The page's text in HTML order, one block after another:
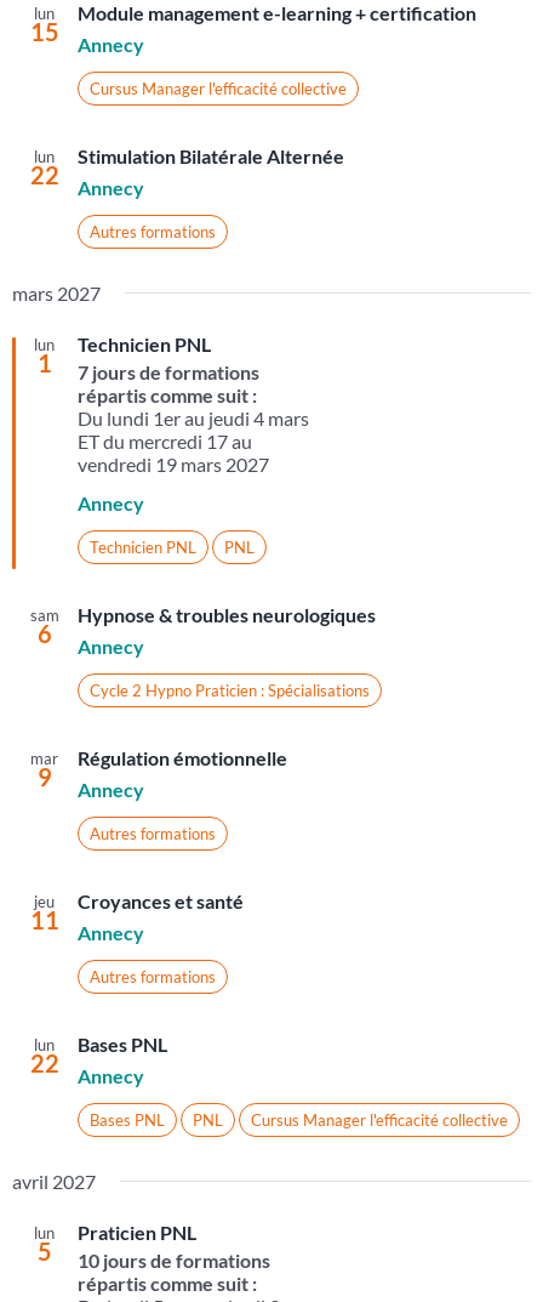
lun
15
Module management e-learning + certification
Annecy
Cursus Manager l'efficacité collective
lun
22
Stimulation Bilatérale Alternée
Annecy
Autres formations
mars 2027
lun
1
Technicien PNL
7 jours de formations
répartis comme suit :
Du lundi 1er au jeudi 4 mars
ET du mercredi 17 au
vendredi 19 mars 2027
Annecy
Technicien PNL PNL
sam
6
Hypnose & troubles neurologiques
Annecy
Cycle 2 Hypno Praticien : Spécialisations
mar
9
Régulation émotionnelle
Annecy
Autres formations
jeu
11
Croyances et santé
Annecy
Autres formations
lun
22
Bases PNL
Annecy
Bases PNL PNL Cursus Manager l'efficacité collective
avril 2027
lun
5
Praticien PNL
10 jours de formations
répartis comme suit :